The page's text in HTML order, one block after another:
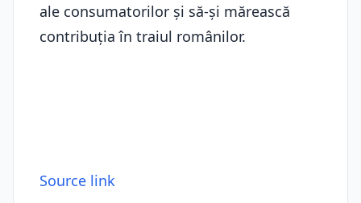
ale consumatorilor și să-și mărească
contribuția în traiul românilor.
Source link